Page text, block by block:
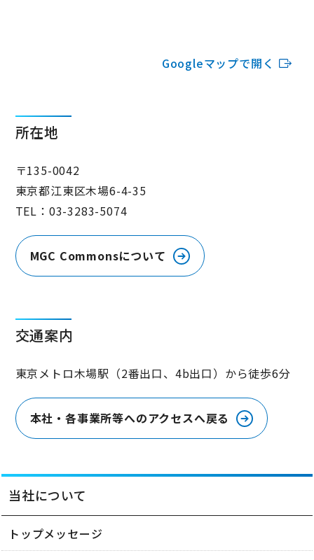
Googleマップで開く
所在地
〒135-0042
東京都江東区木場6-4-35
TEL： 03-3283-5074
MGC Commonsについて
交通案内
東京メトロ木場駅（2番出口、4b出口）から徒歩6分
本社・各事業所等へのアクセスへ戻る
当社について
トップメッセージ